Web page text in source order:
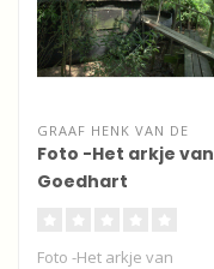
GRAAF HENK VAN DE
Foto -Het arkje van
Goedhart
Foto -Het arkje van